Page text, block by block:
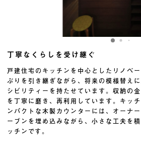
丁寧なくらしを受け継ぐ
⼾建住宅のキッチンを中⼼としたリノベ
ぶりを引き継ぎながら、将来の模様替え
シビリティーを持たせています。収納の
を丁寧に磨き、再利⽤しています。キッ
ンパクトな⽊製カウンターには、オーナ
ーブンを埋め込みながら、⼩さな⼯夫を
ッチンです。